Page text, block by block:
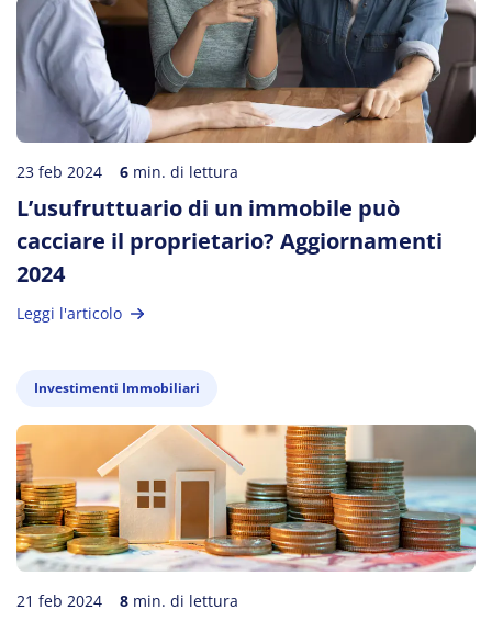
23 feb 2024 6 min. di lettura
L’usufruttuario di un immobile può
cacciare il proprietario? Aggiornamenti
2024
Leggi l'articolo
Investimenti Immobiliari
21 feb 2024 8 min. di lettura